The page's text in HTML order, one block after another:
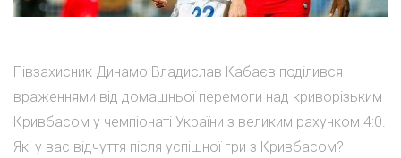
Півзахисник Динамо Владислав Кабаєв поділився
враженнями від домашньої перемоги над криворізьким
Кривбасом у чемпіонаті України з великим рахунком 4:0.
Які у вас відчуття після успішної гри з Кривбасом?